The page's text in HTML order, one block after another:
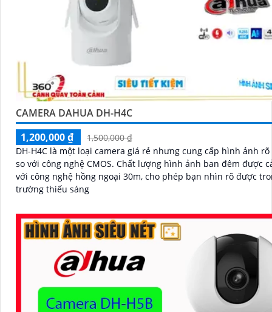
CAMERA DAHUA DH-H4C
1,200,000 ₫
1,500,000 ₫
DH-H4C là một loại camera giá rẻ nhưng cung cấp hình ảnh
so với công nghệ CMOS. Chất lượng hình ảnh ban đêm được cải thiện
với công nghệ hồng ngoại 30m, cho phép bạn nhìn rõ được
trường thiếu sáng